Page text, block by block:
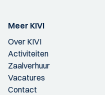
Meer KIVI
Over KIVI
Activiteiten
Zaalverhuur
Vacatures
Contact